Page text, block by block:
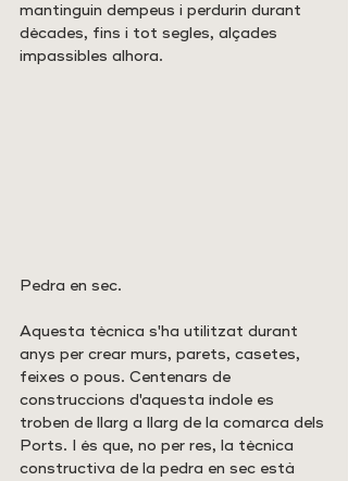
mantinguin dempeus i perdurin durant
dècades, fins i tot segles, alçades
impassibles alhora.
Pedra en sec.
Aquesta tècnica s'ha utilitzat durant
anys per crear murs, parets, casetes,
feixes o pous. Centenars de
construccions d'aquesta índole es
troben de llarg a llarg de la comarca dels
Ports. I és que, no per res, la tècnica
constructiva de la pedra en sec està